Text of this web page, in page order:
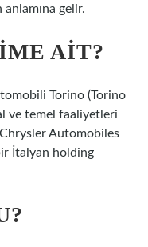
gelir.
AIT?
Torino (Torino
ve temel faaliyetleri
Automobiles
İtalyan holding